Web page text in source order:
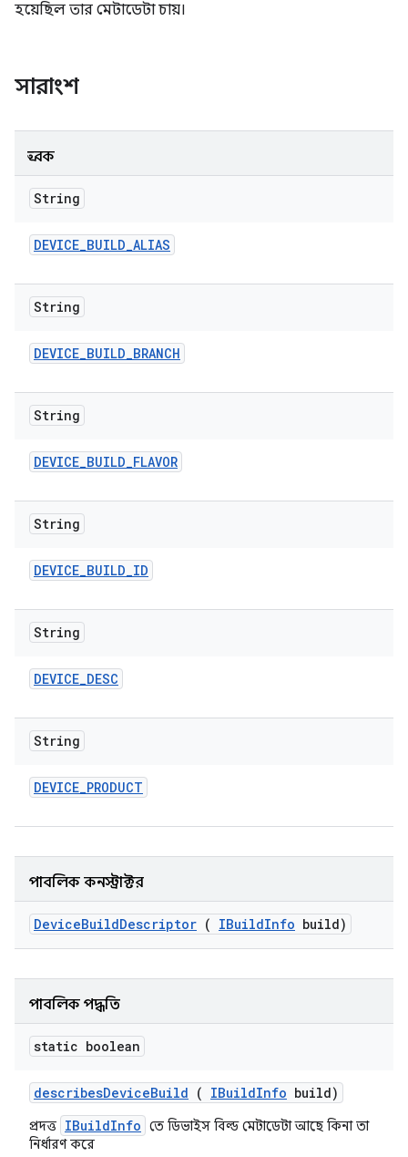
হয়েছিল তার মেটাডেটা চায়।
সারাংশ
ধ্রুবক
String
DEVICE_BUILD_ALIAS
String
DEVICE_BUILD_BRANCH
String
DEVICE_BUILD_FLAVOR
String
DEVICE_BUILD_ID
String
DEVICE_DESC
String
DEVICE_PRODUCT
পাবলিক কনস্ট্রাক্টর
DeviceBuildDescriptor ( IBuildInfo build)
পাবলিক পদ্ধতি
static boolean
describesDeviceBuild ( IBuildInfo build)
প্রদত্ত IBuildInfo তে ডিভাইস বিল্ড মেটাডেটা আছে কিনা তা
নির্ধারণ করে